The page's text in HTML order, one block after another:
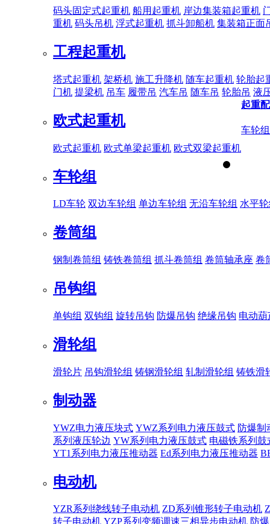
码头固定式起重机 船用起重机 岸边集装箱起重机
重机 码头吊机 浮式起重机 抓斗卸船机 集装箱正面
工程起重机
塔式起重机 架桥机 施工升降机 随车起重机 轮胎起
门机 提梁机 吊车 履带吊 汽车吊 随车吊 轮胎吊 液
欧式起重机
欧式起重机 欧式单梁起重机 欧式双梁起重机
起重
车轮组
车轮组
LD车轮 双边车轮组 单边车轮组 无沿车轮组 水平
卷筒组
钢制卷筒组 铸铁卷筒组 抓斗卷筒组 卷筒轴承座 卷
吊钩组
单钩组 双钩组 旋转吊钩 防爆吊钩 绝缘吊钩 电动
滑轮组
滑轮片 吊钩滑轮组 铸钢滑轮组 轧制滑轮组 铸铁滑
制动器
YWZ电力液压块式 YWZ系列电力液压鼓式 防爆制
系列液压轮边 YW系列电力液压鼓式 电磁铁系列鼓
YT1系列电力液压推动器 Ed系列电力液压推动器
电动机
YZR系列绕线转子电动机 ZD系列锥形转子电动机
转子电动机 YZP系列变频调速三相异步电动机 防